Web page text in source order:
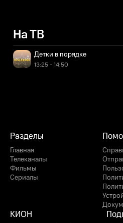
На ТВ
Детки в порядке
13:25 - 14:50
Разделы
Главная
Телеканалы
Фильмы
Сериалы
КИОН